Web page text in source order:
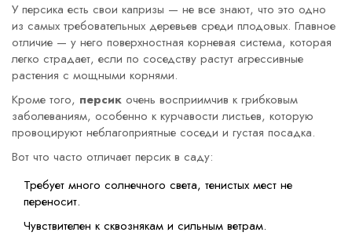
У персика есть свои капризы — не все знают, что это одно
из самых требовательных деревьев среди плодовых. Главное
отличие — у него поверхностная корневая система, которая
легко страдает, если по соседству растут агрессивные
растения с мощными корнями.
Кроме того, персик очень восприимчив к грибковым
заболеваниям, особенно к курчавости листьев, которую
провоцируют неблагоприятные соседи и густая посадка.
Вот что часто отличает персик в саду:
Требует много солнечного света, тенистых мест не
переносит.
Чувствителен к сквознякам и сильным ветрам.